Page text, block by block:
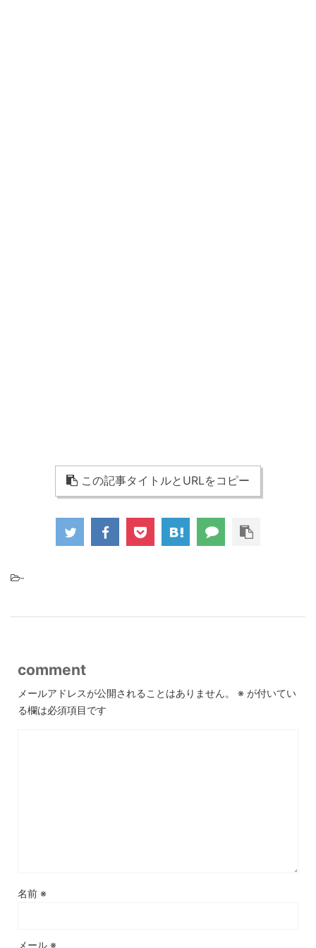
この記事タイトルとURLをコピー
-
comment
メールアドレスが公開されることはありません。 ※ が付いてい
る欄は必須項目です
名前 ※
メール ※